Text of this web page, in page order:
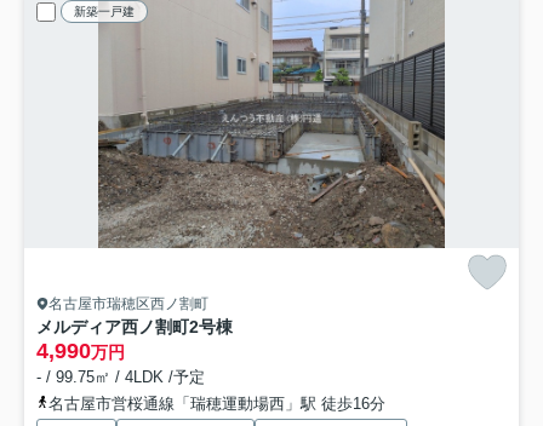
新築一戸建
名古屋市瑞穂区西ノ割町
メルディア西ノ割町2号棟
4,990万円
- / 99.75㎡ / 4LDK /予定
名古屋市営桜通線「瑞穂運動場西」駅 徒歩16分